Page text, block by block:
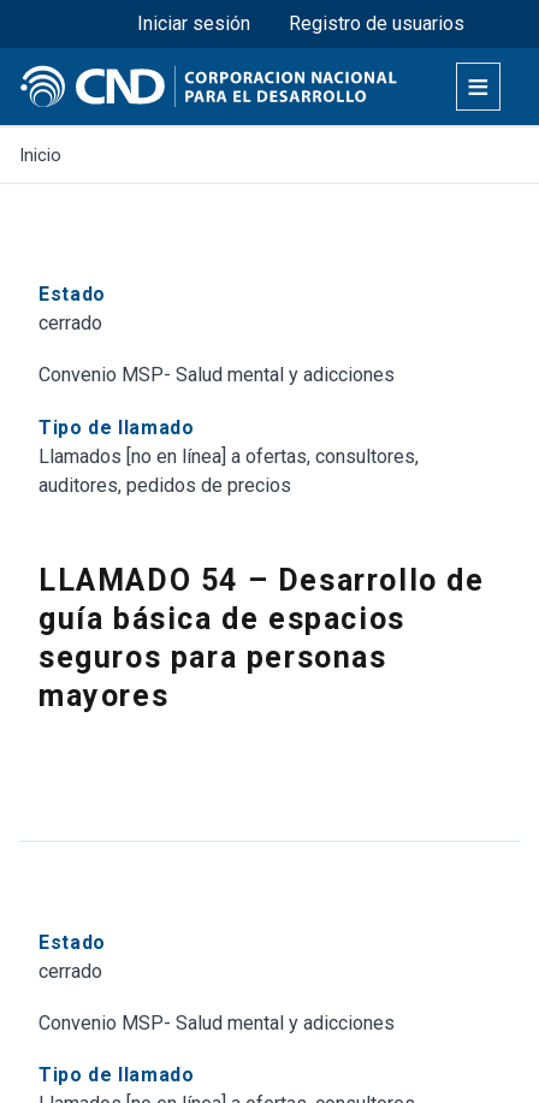
Pasar
al
contenido
principal
Menú superior
Iniciar sesión Registro de usuarios
Inicio
Estado
cerrado
Convenio MSP- Salud mental y adicciones
Tipo de llamado
Llamados [no en línea] a ofertas, consultores,
auditores, pedidos de precios
LLAMADO 54 – Desarrollo de
guía básica de espacios
seguros para personas
mayores
Estado
cerrado
Convenio MSP- Salud mental y adicciones
Tipo de llamado